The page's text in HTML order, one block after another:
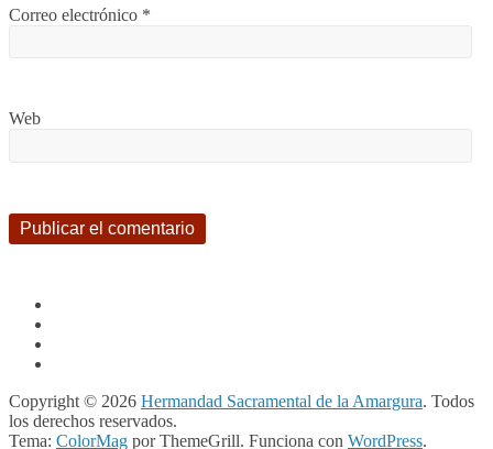
Correo electrónico *
Web
Copyright © 2026 Hermandad Sacramental de la Amargura. Todos
los derechos reservados.
Tema: ColorMag por ThemeGrill. Funciona con WordPress.